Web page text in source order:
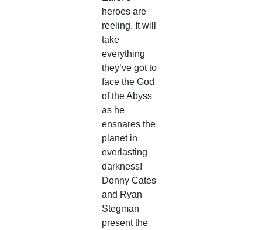
heroes are
reeling. It will
take
everything
they’ve got to
face the God
of the Abyss
as he
ensnares the
planet in
everlasting
darkness!
Donny Cates
and Ryan
Stegman
present the